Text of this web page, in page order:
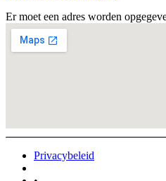
Er moet een adres worden
Privacybeleid